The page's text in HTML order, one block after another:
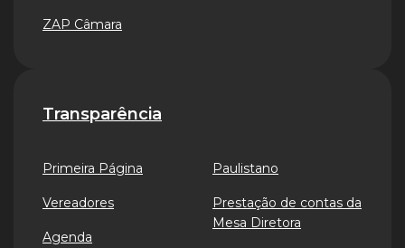
ZAP Câmara
Transparência
Primeira Página
Vereadores
Agenda
Paulistano
Prestação de contas da
Mesa Diretora